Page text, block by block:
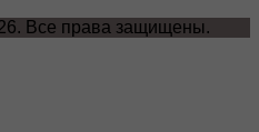
Все права защищены.